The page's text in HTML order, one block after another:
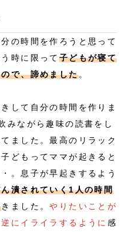
の時間を作ろうと思って
時に限って 子どもが寝て
で、諦めました。
して自分の時間を作りま
みながら趣味の読書をし
ました。最高のリラック
どもってママが起きると
。息子が早起きするよう
潰されていく1人の時間
きました。やりたいことが
にイライラするように 感